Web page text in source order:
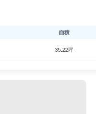
面積
35.22坪